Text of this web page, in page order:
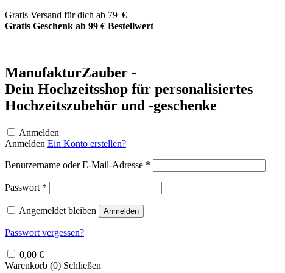
Zum
Inhalt
Gratis Versand für dich ab 79 €
Gratis Geschenk ab 99 € Bestellwert
ManufakturZauber -
Dein Hochzeitsshop für personalisiertes
Hochzeitszubehör und -geschenke
Anmelden
Anmelden Ein Konto erstellen?
Benutzername oder E-Mail-Adresse *
Passwort *
Angemeldet bleiben Anmelden
Passwort vergessen?
0,00 €
Warenkorb (0) Schließen